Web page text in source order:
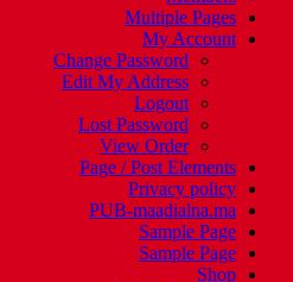
Multiple Pages
My Account
Change Password
Edit My Address
Logout
Lost Password
View Order
Page / Post Elements
Privacy policy
PUB-maadialna.ma
Sample Page
Sample Page
Shop